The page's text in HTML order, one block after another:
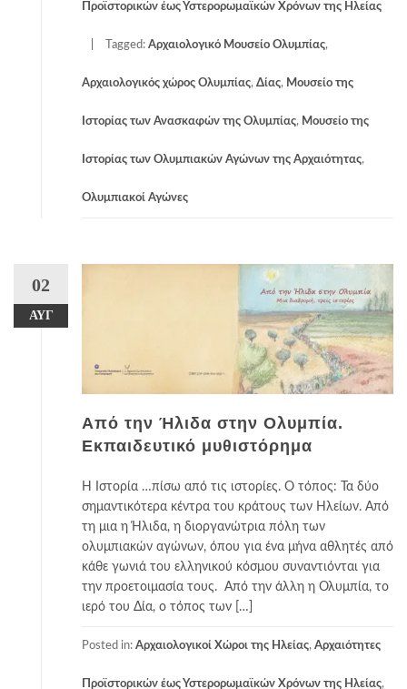
Προϊστορικών έως Υστερορωμαϊκών Χρόνων της Ηλείας
Tagged: Αρχαιολογικό Μουσείο Ολυμπίας,
Αρχαιολογικός χώρος Ολυμπίας, Δίας, Μουσείο της
Ιστορίας των Ανασκαφών της Ολυμπίας, Μουσείο της
Ιστορίας των Ολυμπιακών Αγώνων της Αρχαιότητας,
Ολυμπιακοί Αγώνες
02
ΑΥΓ
Από την Ήλιδα στην Ολυμπία.
Εκπαιδευτικό μυθιστόρημα
Η Ιστορία …πίσω από τις ιστορίες. Ο τόπος: Τα δύο
σημαντικότερα κέντρα του κράτους των Ηλείων. Από
τη μια η Ήλιδα, η διοργανώτρια πόλη των
ολυμπιακών αγώνων, όπου για ένα μήνα αθλητές από
κάθε γωνιά του ελληνικού κόσμου συναντιόνται για
την προετοιμασία τους. Από την άλλη η Ολυμπία, το
ιερό του Δία, ο τόπος των […]
Posted in: Αρχαιολογικοί Χώροι της Ηλείας, Αρχαιότητες
Προϊστορικών έως Υστερορωμαϊκών Χρόνων της Ηλείας,